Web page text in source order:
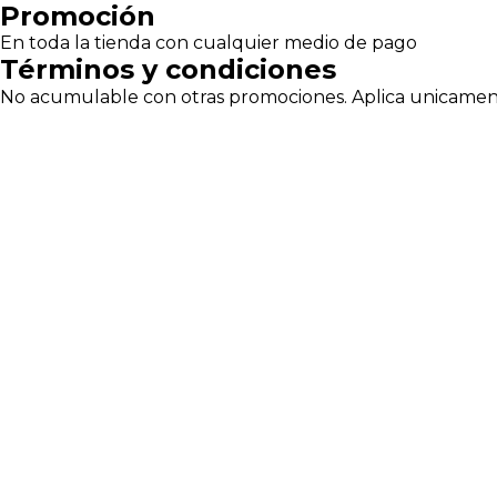
Pasar
al
contenido
principal
Promoción
En toda la tienda con cualquier medio de pago
Términos y condiciones
No acumulable con otras promociones. Aplica